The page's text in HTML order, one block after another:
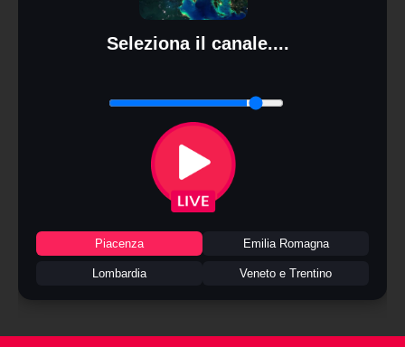
Seleziona il canale....
Piacenza Emilia Romagna
Lombardia Veneto e Trentino